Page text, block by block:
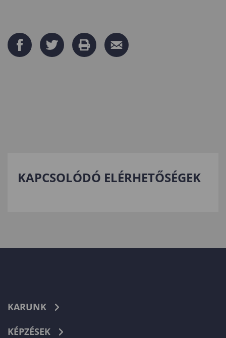
KAPCSOLÓDÓ ELÉRHETŐSÉGEK
KARUNK
KÉPZÉSEK